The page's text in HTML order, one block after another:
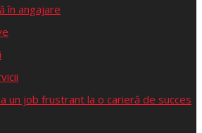
în angajare
un job frustrant la o carieră de succes